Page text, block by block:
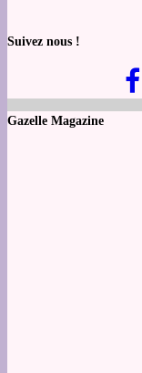
Suivez nous !
Gazelle Magazine